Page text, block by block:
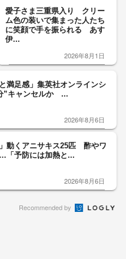
愛子さま三重県入り クリー
ム色の装いで集まった人たち
に笑顔で手を振られる あす
伊...
2026年8月1日
満足感」集英社オンラインシ
”キャンセルか ...
2026年8月6日
」動くアニサキス25匹 酢やワ
「予防には加熱と...
2026年8月6日
Recommended by